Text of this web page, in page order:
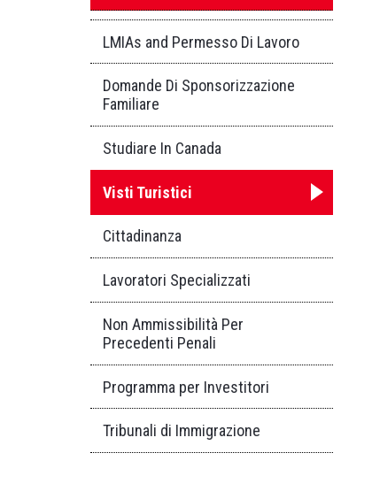
LMIAs and Permesso Di Lavoro
Domande Di Sponsorizzazione
Familiare
Studiare In Canada
Visti Turistici
Cittadinanza
Lavoratori Specializzati
Non Ammissibilità Per
Precedenti Penali
Programma per Investitori
Tribunali di Immigrazione